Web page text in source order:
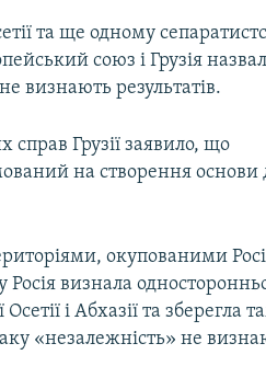
та ще одному
союз і Грузія
визнають результатів.
справ Грузії заявило, що
на створення основи
окупованими
Росія визнала
і Абхазії та зберегла
«незалежність» не